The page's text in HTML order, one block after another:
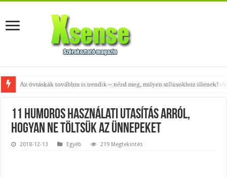
Az övtáskák továbbra is trendik – nézd meg, milyen stílusokhoz illenek!
11 humoros használati utasítás arról,
hogyan NE töltsük az ünnepeket
2018-12-13 Egyéb 219 Megtekintés